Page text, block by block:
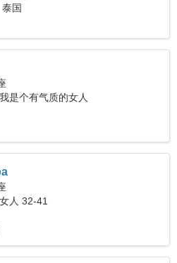
国
是个有气质的女人
人 32-41